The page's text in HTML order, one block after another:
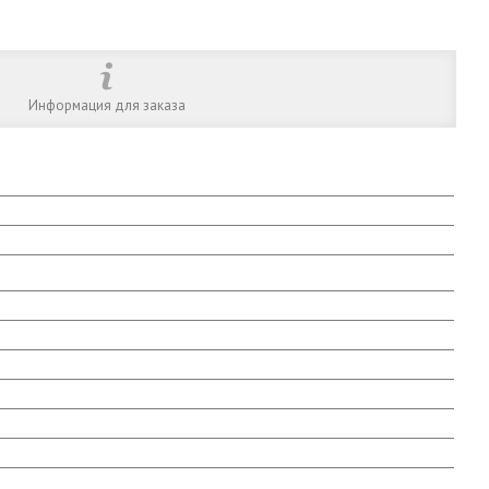
Информация для заказа